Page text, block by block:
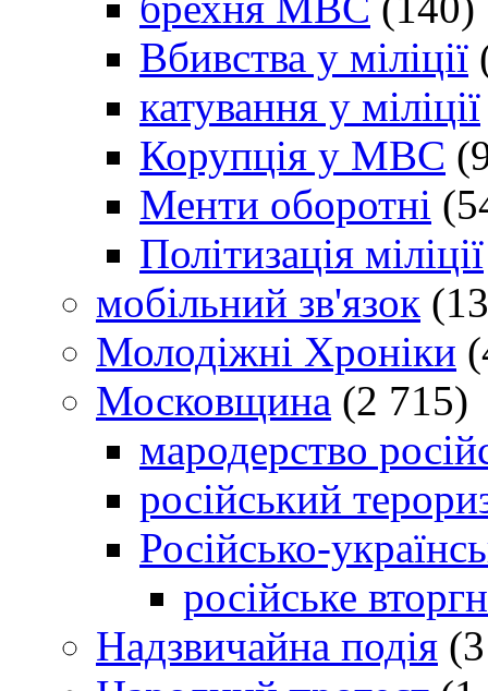
Вбивства у міліції
катування у міліції
Корупція у МВС
Менти оборотні
Політизація міліції
мобільний зв'язок
Молодіжні Хроніки
Московщина (2 715)
мародерство
російський
Російсько-
російське
Надзвичайна подія